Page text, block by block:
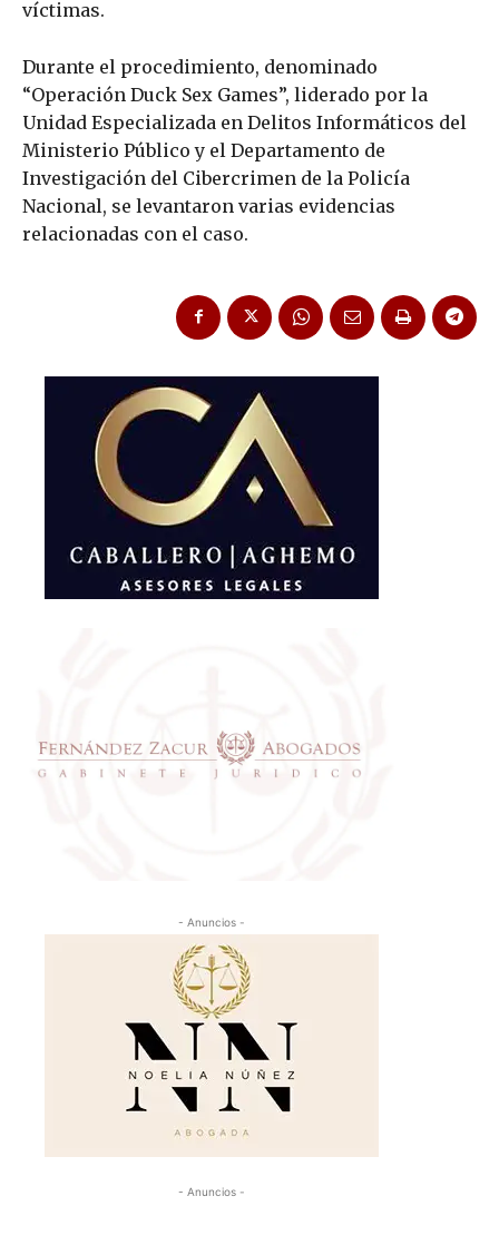
víctimas.
Durante el procedimiento, denominado
“Operación Duck Sex Games”, liderado por la
Unidad Especializada en Delitos Informáticos del
Ministerio Público y el Departamento de
Investigación del Cibercrimen de la Policía
Nacional, se levantaron varias evidencias
relacionadas con el caso.
- Anuncios -
- Anuncios -